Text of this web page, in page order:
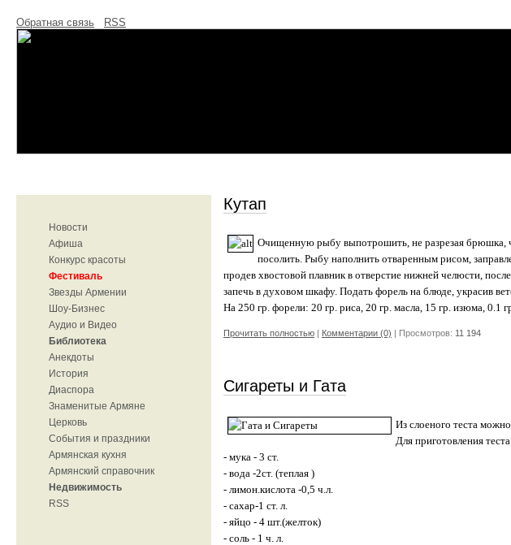
Обратная связь RSS
Новости
Афиша
Конкурс красоты
Фестиваль
Звезды Армении
Шоу-Бизнес
Аудио и Видео
Библиотека
Анекдоты
История
Диаспора
Знаменитые Армяне
Церковь
События и праздники
Армянская кухня
Армянский справочник
Недвижимость
RSS
Кутап
Очищенную рыбу выпотрошить, не разрезая брюшка,
посолить. Рыбу наполнить отваренным рисом,
продев хвостовой плавник в отверстие нижней челюсти,
запечь в духовом шкафу. Подать форель на блюде, украсив
На 250 гр. форели: 20 гр. риса, 20 гр. масла, 15 гр. изюма, 0.1
Прочитать полностью | Комментарии (0) | Просмотров: 11 194
Сигареты и Гата
Из слоеного теста
Для приготовления
- мука - 3 ст.
- вода -2ст. (теплая )
- лимон.кислота -0,5 ч.л.
- сахар-1 ст. л.
- яйцо - 4 шт.(желток)
- соль - 1 ч. л.